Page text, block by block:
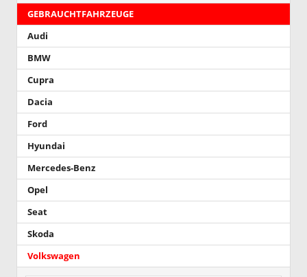
GEBRAUCHTFAHRZEUGE
Audi
BMW
Cupra
Dacia
Ford
Hyundai
Mercedes-Benz
Opel
Seat
Skoda
Volkswagen